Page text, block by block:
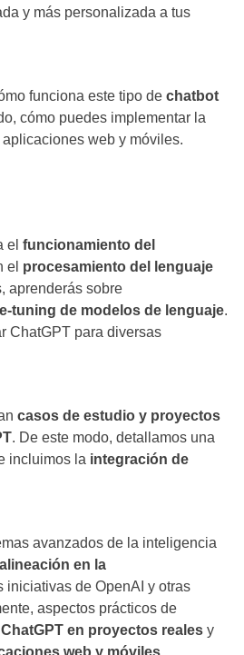
y más personalizada a tus
funciona este tipo de chatbot
cómo puedes implementar la
web y móviles.
el funcionamiento del
el procesamiento del lenguaje
aprenderás sobre
tuning de modelos de lenguaje.
ChatGPT para diversas
casos de estudio y proyectos
. De este modo, detallamos una
incluimos la integración de
avanzados de la inteligencia
en la
iniciativas de OpenAI y otras
aspectos prácticos de
en proyectos reales y